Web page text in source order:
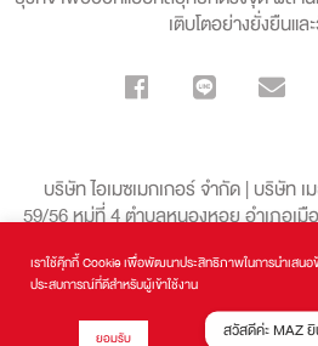
เติบโตอย่างยั่งยืนแล
บริษัท ไอเมซเมกเกอร์ จำกัด | บริษัท
59/56 หมู่ที่ 4 ตำบลหนองหอย อำเภอเมือ
099-136-
เราใช้คุ๊กกี้ Cookie เพื่อพัฒนาประสิทธิภาพในการนำเสนอ
ประสบการณ์ที่ดีสำหรับผู้เข้าใช้งาน
ยอมรับ สวัสดีค่ะ MAZ